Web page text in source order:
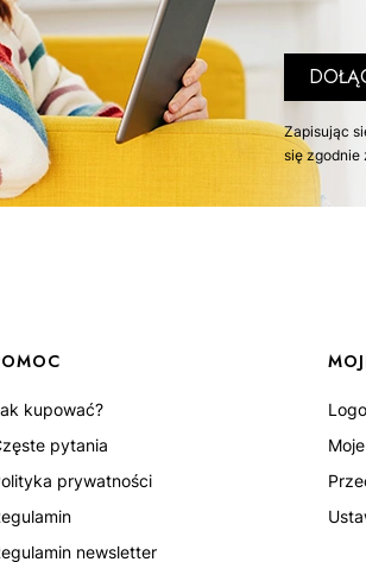
Zapisując
się zgodnie
kupować?
pytania
prywatności
newsletter